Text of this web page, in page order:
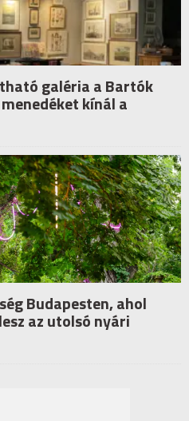
galéria a Bartók
kínál a
Budapesten, ahol
az utolsó nyári